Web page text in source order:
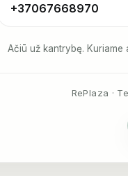
+37067668970
Ačiū už kantrybę. Kuriame
RePlaza ·